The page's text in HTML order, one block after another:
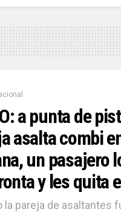
a punta de
asalta combi
un pasajero
y les quita
la pareja de asaltantes